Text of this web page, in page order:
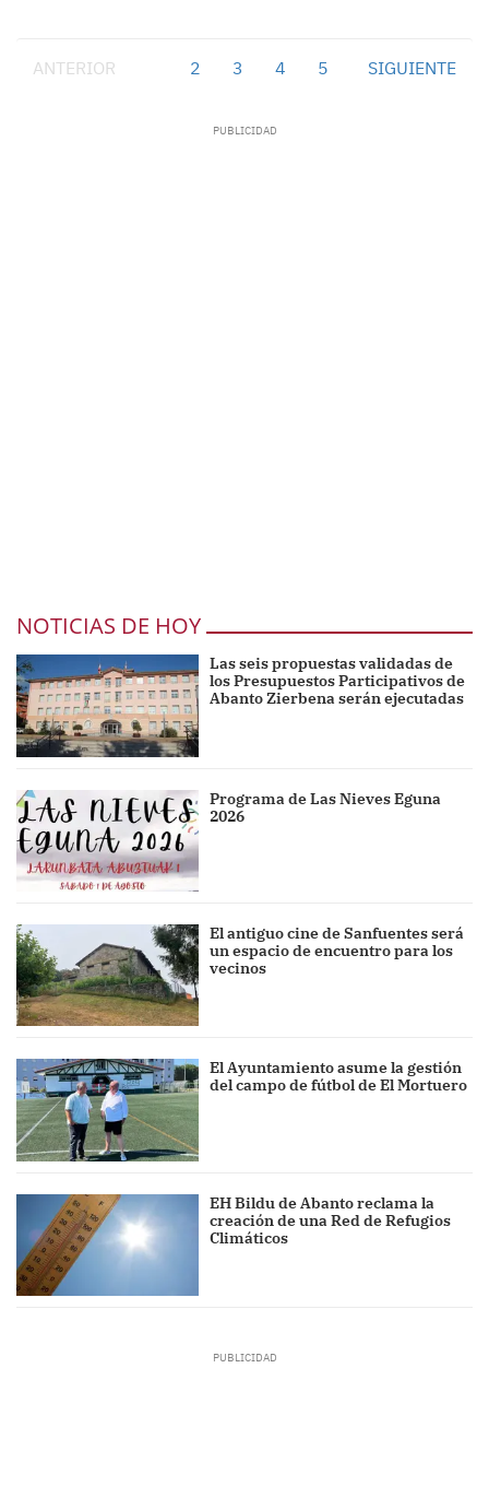
ANTERIOR 2 3 4 5 SIGUIENTE
NOTICIAS DE HOY
Las seis propuestas validadas de
los Presupuestos Participativos de
Abanto Zierbena serán ejecutadas
Programa de Las Nieves Eguna
2026
El antiguo cine de Sanfuentes será
un espacio de encuentro para los
vecinos
El Ayuntamiento asume la gestión
del campo de fútbol de El Mortuero
EH Bildu de Abanto reclama la
creación de una Red de Refugios
Climáticos